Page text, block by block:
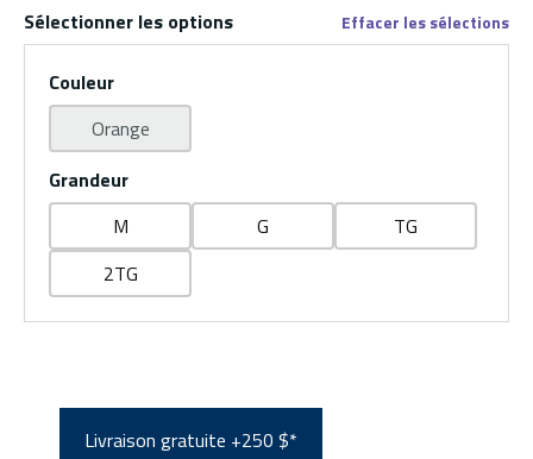
Sélectionner les options Effacer les sélections
Couleur
Orange
Grandeur
M
G
TG
2TG
Livraison gratuite +250 $*